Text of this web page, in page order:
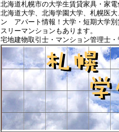
北海道札幌市の大学生賃貸家具・家
北海道大学、北海学園大学、札幌医
ン アパート情報！大学・短期大学別
スリーマンションもあります。
宅地建物取引士・マンション管理士